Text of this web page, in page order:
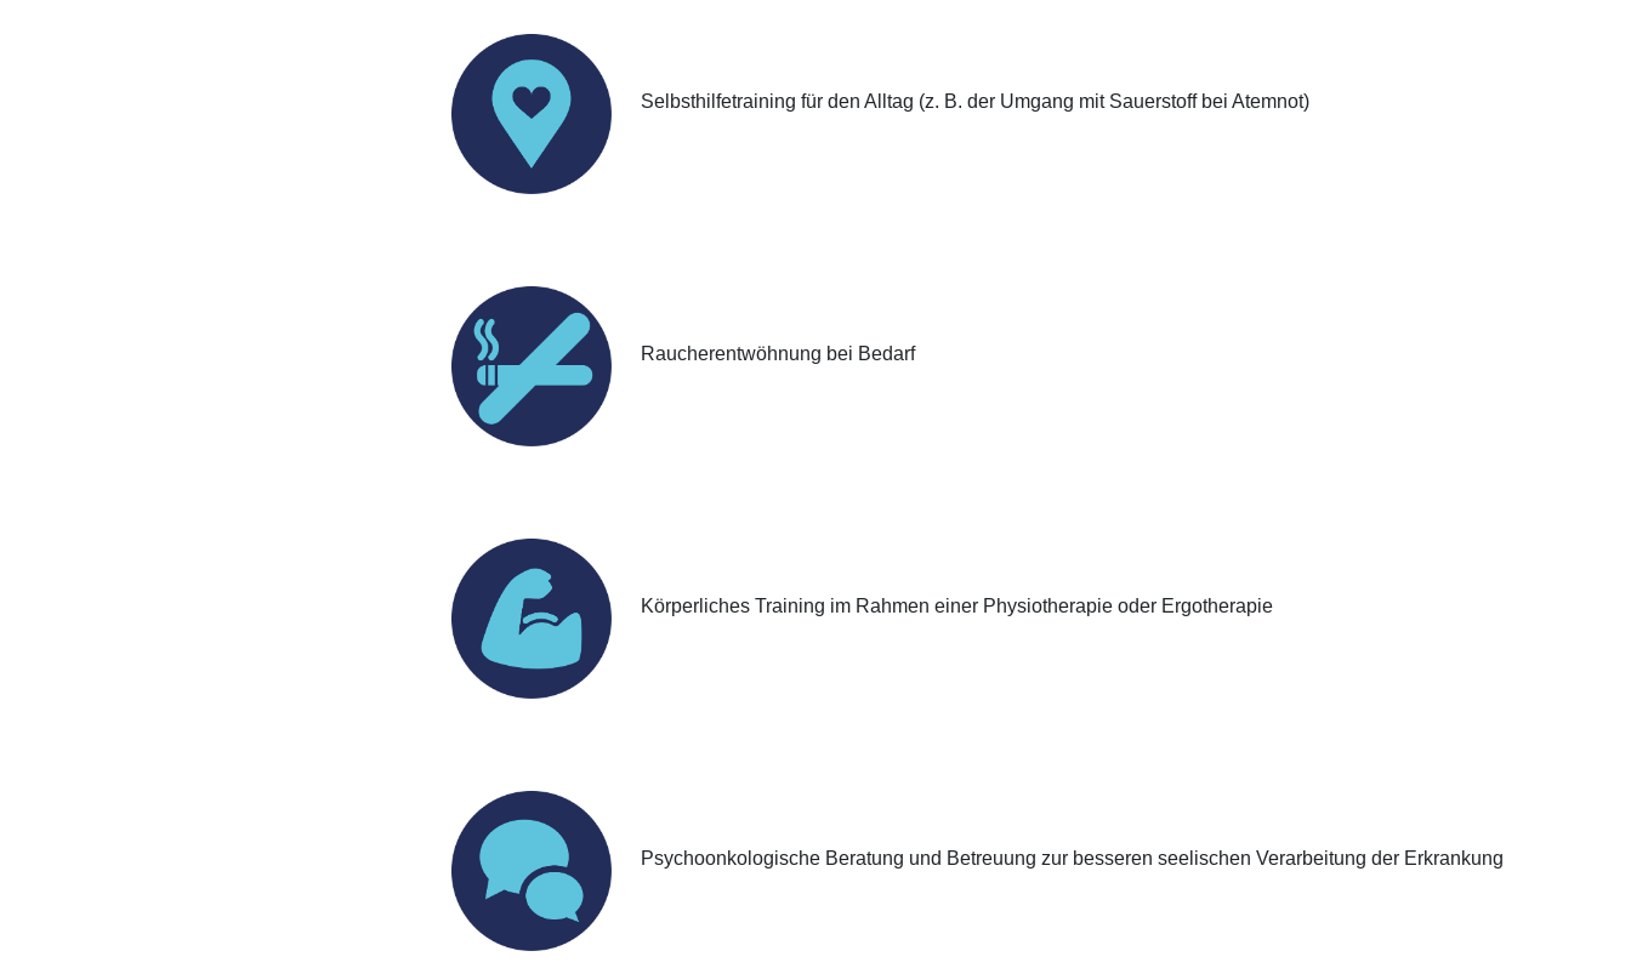
Selbsthilfetraining für den Alltag (z. B. der Umgang mit Sauerstoff bei Atemnot)
Raucherentwöhnung bei Bedarf
Körperliches Training im Rahmen einer Physiotherapie oder Ergotherapie
Psychoonkologische Beratung und Betreuung zur besseren seelischen Verarbeitung der Erkrankung